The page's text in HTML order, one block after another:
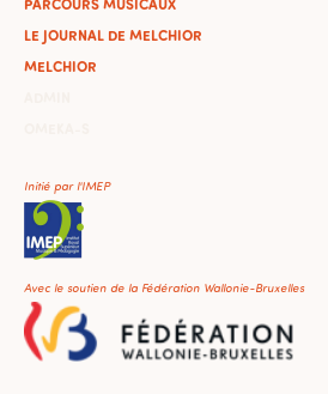
LE JOURNAL DE MELCHIOR
MELCHIOR
Initié par l'IMEP
Avec le soutien de la Fédération Wallonie-Bruxelles